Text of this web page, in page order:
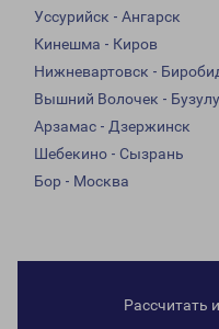
Уссурийск - Ангарск
Кинешма - Киров
Нижневартовск -
Вышний Волочек -
Арзамас - Дзержинск
Шебекино - Сызрань
Бор - Москва
Рассчитать